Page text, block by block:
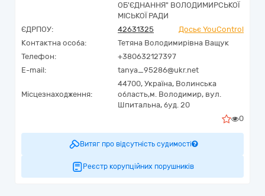
ОБ'ЄДНАННЯ" ВОЛОДИМИРСЬКОЇ
МІСЬКОЇ РАДИ
ЄДРПОУ:
42631325
Досьє YouControl
Контактна особа:
Тетяна Володимирівна Ващук
Телефон:
+380632127397
E-mail:
tanya_95286@ukr.net
Місцезнаходження:
44700, Україна, Волинська
область,м. Володимир, вул.
Шпитальна, буд. 20
0
Витяг про відсутність судимості
Реєстр корупційних порушників